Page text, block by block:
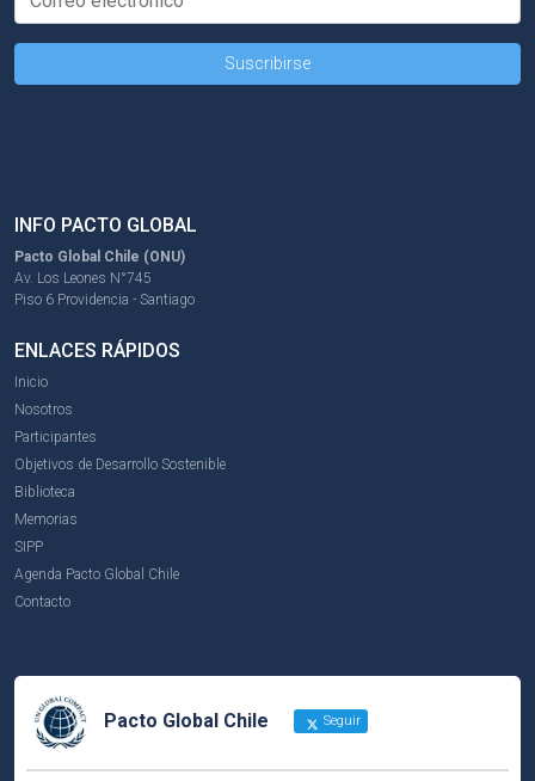
INFO PACTO GLOBAL
Pacto Global Chile (ONU)
Av. Los Leones N°745
Piso 6 Providencia - Santiago
ENLACES RÁPIDOS
Inicio
Nosotros
Participantes
Objetivos de Desarrollo Sostenible
Biblioteca
Memorias
SIPP
Agenda Pacto Global Chile
Contacto
Pacto Global Chile Seguir